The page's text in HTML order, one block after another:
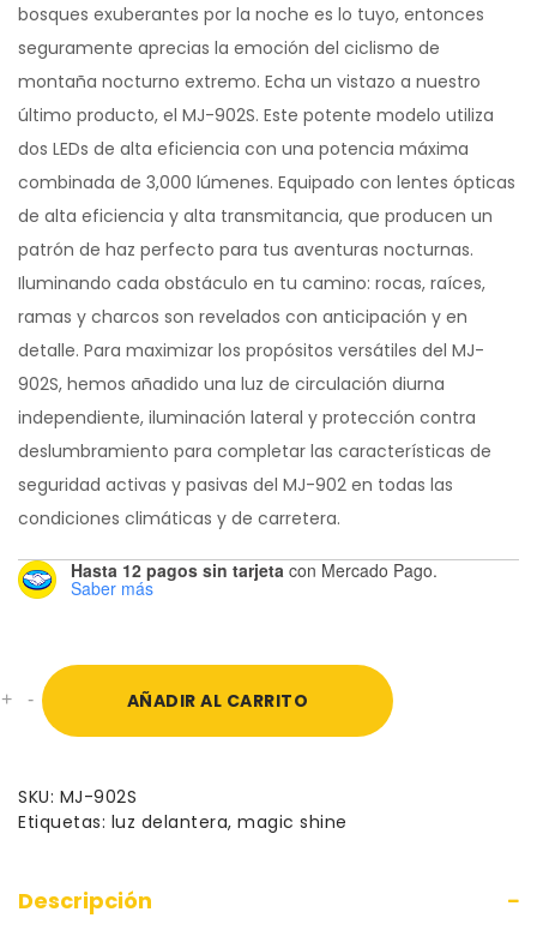
bosques exuberantes por la noche es lo tuyo, entonces
seguramente aprecias la emoción del ciclismo de
montaña nocturno extremo. Echa un vistazo a nuestro
último producto, el MJ-902S. Este potente modelo utiliza
dos LEDs de alta eficiencia con una potencia máxima
combinada de 3,000 lúmenes. Equipado con lentes ópticas
de alta eficiencia y alta transmitancia, que producen un
patrón de haz perfecto para tus aventuras nocturnas.
Iluminando cada obstáculo en tu camino: rocas, raíces,
ramas y charcos son revelados con anticipación y en
detalle. Para maximizar los propósitos versátiles del MJ-
902S, hemos añadido una luz de circulación diurna
independiente, iluminación lateral y protección contra
deslumbramiento para completar las características de
seguridad activas y pasivas del MJ-902 en todas las
condiciones climáticas y de carretera.
Hasta 12 pagos sin tarjeta con Mercado Pago.
Saber más
-
delantera
Magicshine
MJ-
902S
+ AÑADIR AL CARRITO
SKU: MJ-902S
Etiquetas: luz delantera, magic shine
Descripción